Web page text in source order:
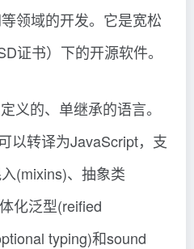
领域的开发。它是宽松
证书）下的开源软件。
义的、单继承的语言。
以转译为JavaScript，支
(mixins)、抽象类
化泛型(reified
typing)和sound